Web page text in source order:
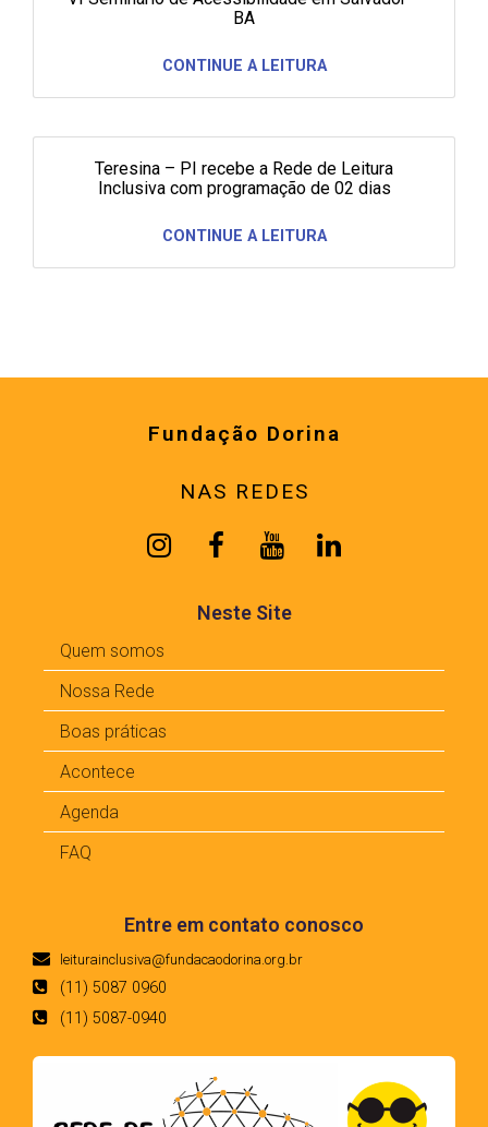
BA
CONTINUE A LEITURA
Teresina – PI recebe a Rede de Leitura
Inclusiva com programação de 02 dias
CONTINUE A LEITURA
Fundação Dorina
NAS REDES
Neste Site
Quem somos
Nossa Rede
Boas práticas
Acontece
Agenda
FAQ
Entre em contato conosco
leiturainclusiva@fundacaodorina.org.br
(11) 5087 0960
(11) 5087-0940